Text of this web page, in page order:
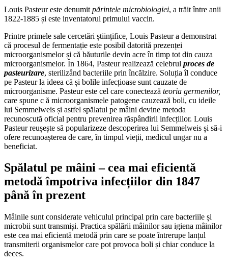
Louis Pasteur este denumit părintele microbiologiei, a trăit între anii
1822-1885 și este inventatorul primului vaccin.
Printre primele sale cercetări științifice, Louis Pasteur a demonstrat
că procesul de fermentație este posibil datorită prezenței
microorganismelor și că băuturile devin acre în timp tot din cauza
microorganismelor. În 1864, Pasteur realizează celebrul proces de
pasteurizare, sterilizând bacteriile prin încălzire. Soluția îl conduce
pe Pasteur la ideea că și bolile infecțioase sunt cauzate de
microorganisme. Pasteur este cel care conectează teoria germenilor,
care spune c ă microorganismele patogene cauzează boli, cu ideile
lui Semmelweis și astfel spălatul pe mâini devine metoda
recunoscută oficial pentru prevenirea răspândirii infecțiilor. Louis
Pasteur reușește să popularizeze descoperirea lui Semmelweis și să-i
ofere recunoașterea de care, în timpul vieții, medicul ungar nu a
beneficiat.
Spălatul pe mâini – cea mai eficientă
metodă împotriva infecțiilor din 1847
până în prezent
Mâinile sunt considerate vehiculul principal prin care bacteriile și
microbii sunt transmiși. Practica spălării mâinilor sau igiena mâinilor
este cea mai eficientă metodă prin care se poate întrerupe lanțul
transmiterii organismelor care pot provoca boli și chiar conduce la
deces.